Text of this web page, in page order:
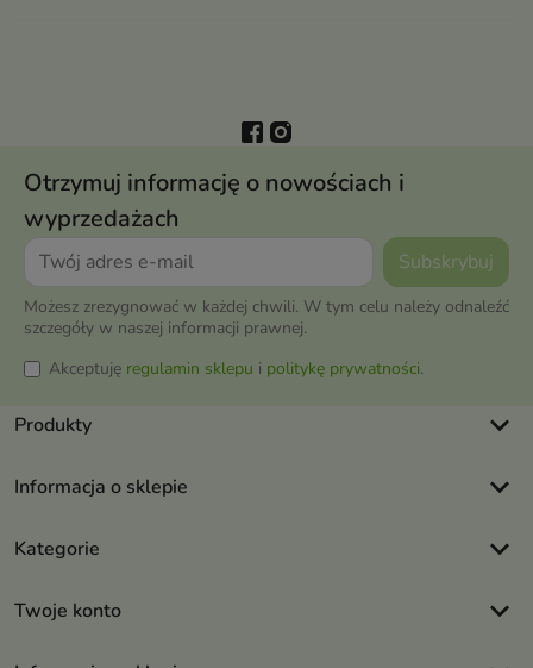
Otrzymuj informację o nowościach i
wyprzedażach
Możesz zrezygnować w każdej chwili. W tym celu należy odnaleźć
szczegóły w naszej informacji prawnej.
Akceptuję regulamin sklepu i politykę prywatności.
Produkty keyboard_arrow_down
Informacja o sklepie keyboard_arrow_down
Kategorie keyboard_arrow_down
Twoje konto keyboard_arrow_down